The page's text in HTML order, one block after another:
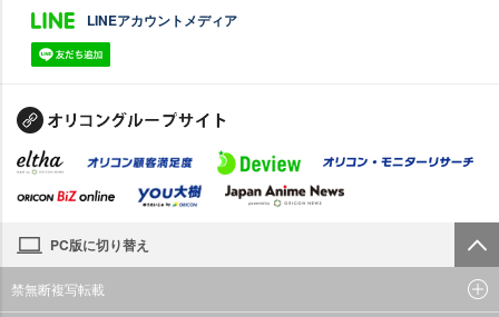
LINEアカウントメディア
PC版に切り替え
禁無断複写転載